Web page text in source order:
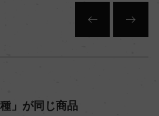
種」が同じ商品